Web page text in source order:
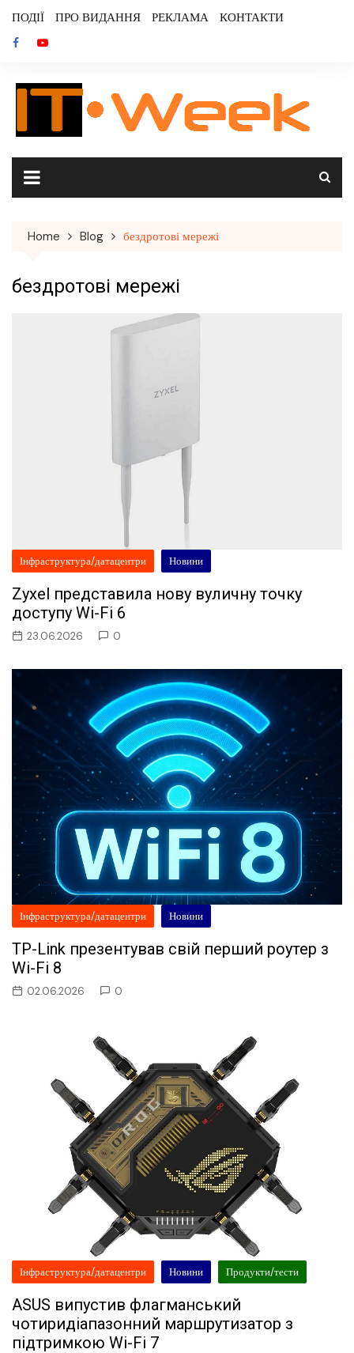
content
ПОДІЇ ПРО ВИДАННЯ РЕКЛАМА КОНТАКТИ
Home Blog бездротові мережі
бездротові мережі
Інфраструктура/датацентри Новини
Zyxel представила нову вуличну точку
доступу Wi-Fi 6
23.06.2026 0
Інфраструктура/датацентри Новини
TP-Link презентував свій перший роутер з
Wi-Fi 8
02.06.2026 0
Інфраструктура/датацентри Новини Продукти/тести
ASUS випустив флагманський
чотиридіапазонний маршрутизатор з
підтримкою Wi-Fi 7